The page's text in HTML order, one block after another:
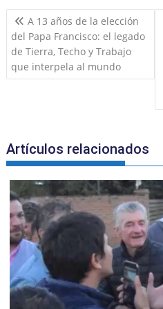
b
o
o
k
M
l
Navegación
de
entradas
A 13 años de la elección
del Papa Francisco: el legado
de Tierra, Techo y Trabajo
que interpela al mundo
Artículos relacionados